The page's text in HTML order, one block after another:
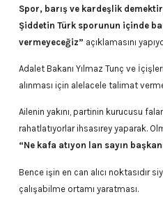
Spor, barış ve kardeşlik
Şiddetin Türk sporunun içinde
vermeyeceğiz” açıklamasını
Adalet Bakanı Yılmaz Tunç ve
alınması için alelacele talimat
Ailenin yakını, partinin kurucusu
rahatlatıyorlar ihsasırey yaparak.
“Ne kafa atıyon lan sayın
Bence işin en can alıcı noktasıdır
çalışabilme ortamı yaratması.